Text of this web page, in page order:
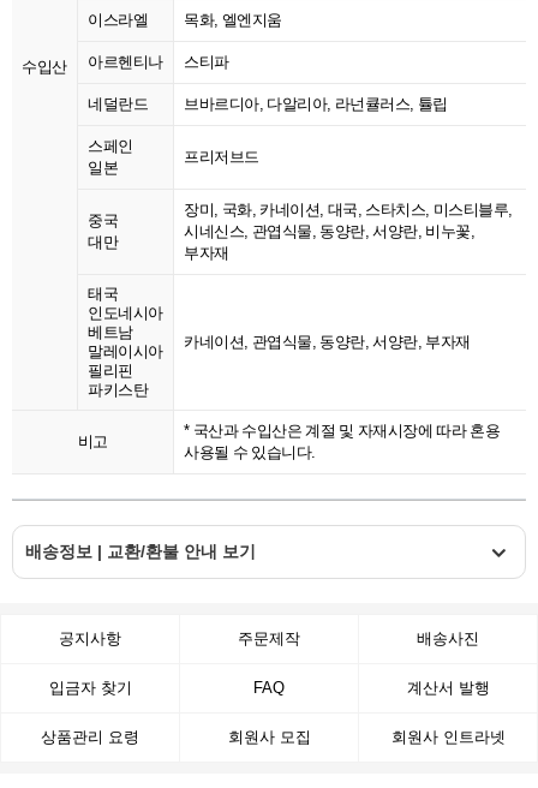
수입산
이스라엘 목화, 엘엔지움
아르헨티나 스티파
네덜란드 브바르디아, 다알리아, 라넌큘러스, 튤립
스페인
일본
프리저브드
중국
대만
장미, 국화, 카네이션, 대국, 스타치스, 미스티블루,
시네신스, 관엽식물, 동양란, 서양란, 비누꽃,
부자재
태국
인도네시아
베트남
말레이시아
필리핀
파키스탄
카네이션, 관엽식물, 동양란, 서양란, 부자재
비고
* 국산과 수입산은 계절 및 자재시장에 따라 혼용
사용될 수 있습니다.
배송정보 | 교환/환불 안내 보기
공지사항 주문제작 배송사진
입금자 찾기 FAQ 계산서 발행
상품관리 요령 회원사 모집 회원사 인트라넷